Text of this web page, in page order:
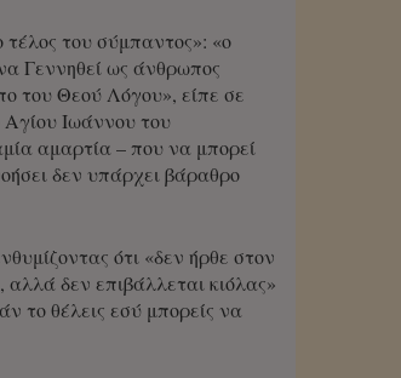
του σύμπαντος»: «ο
Γεννηθεί ως άνθρωπος
του Θεού Λόγου», είπε σε
Ιωάννου του
αμαρτία – που να μπορεί
δεν υπάρχει βάραθρο
ότι «δεν ήρθε στον
δεν επιβάλλεται κιόλας»
το θέλεις εσύ μπορείς να